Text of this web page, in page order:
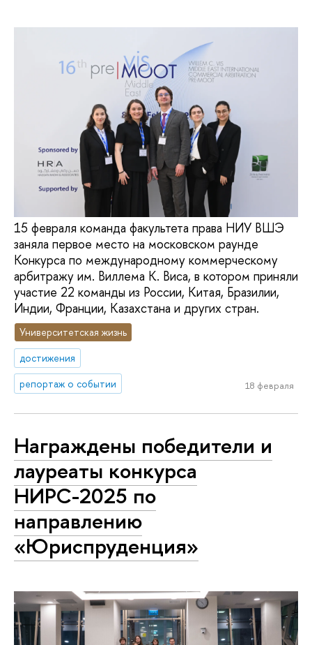
15 февраля команда факультета права НИУ ВШЭ
заняла первое место на московском раунде
Конкурса по международному коммерческому
арбитражу им. Виллема К. Виса, в котором приняли
участие 22 команды из России, Китая, Бразилии,
Индии, Франции, Казахстана и других стран.
Университетская жизнь
достижения
репортаж о событии
18 февраля
Награждены победители и
лауреаты конкурса
НИРС-2025 по
направлению
«Юриспруденция»